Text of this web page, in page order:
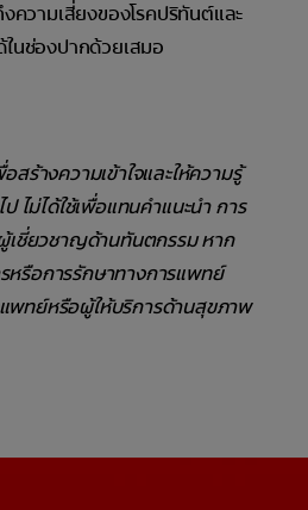
ความเสี่ยงของโรคปริทันต์และ
นช่องปากด้วยเสมอ
ร้างความเข้าใจและให้ความรู้
ไม่ได้ใช้เพื่อแทนคำแนะนำ การ
เชี่ยวชาญด้านทันตกรรม หาก
รือการรักษาทางการแพทย์
พทย์หรือผู้ให้บริการด้านสุขภาพ